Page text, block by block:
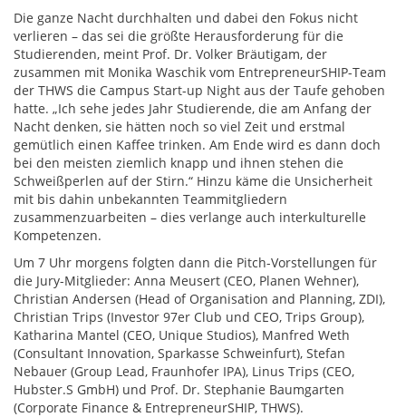
Die ganze Nacht durchhalten und dabei den Fokus nicht
verlieren – das sei die größte Herausforderung für die
Studierenden, meint Prof. Dr. Volker Bräutigam, der
zusammen mit Monika Waschik vom EntrepreneurSHIP-Team
der THWS die Campus Start-up Night aus der Taufe gehoben
hatte. „Ich sehe jedes Jahr Studierende, die am Anfang der
Nacht denken, sie hätten noch so viel Zeit und erstmal
gemütlich einen Kaffee trinken. Am Ende wird es dann doch
bei den meisten ziemlich knapp und ihnen stehen die
Schweißperlen auf der Stirn.“ Hinzu käme die Unsicherheit
mit bis dahin unbekannten Teammitgliedern
zusammenzuarbeiten – dies verlange auch interkulturelle
Kompetenzen.
Um 7 Uhr morgens folgten dann die Pitch-Vorstellungen für
die Jury-Mitglieder: Anna Meusert (CEO, Planen Wehner),
Christian Andersen (Head of Organisation and Planning, ZDI),
Christian Trips (Investor 97er Club und CEO, Trips Group),
Katharina Mantel (CEO, Unique Studios), Manfred Weth
(Consultant Innovation, Sparkasse Schweinfurt), Stefan
Nebauer (Group Lead, Fraunhofer IPA), Linus Trips (CEO,
Hubster.S GmbH) und Prof. Dr. Stephanie Baumgarten
(Corporate Finance & EntrepreneurSHIP, THWS).